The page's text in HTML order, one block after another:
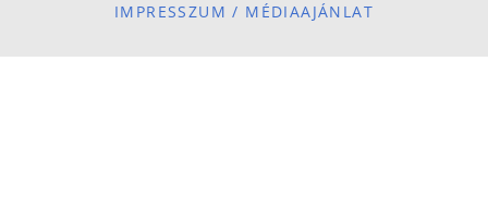
IMPRESSZUM / MÉDIAAJÁNLAT